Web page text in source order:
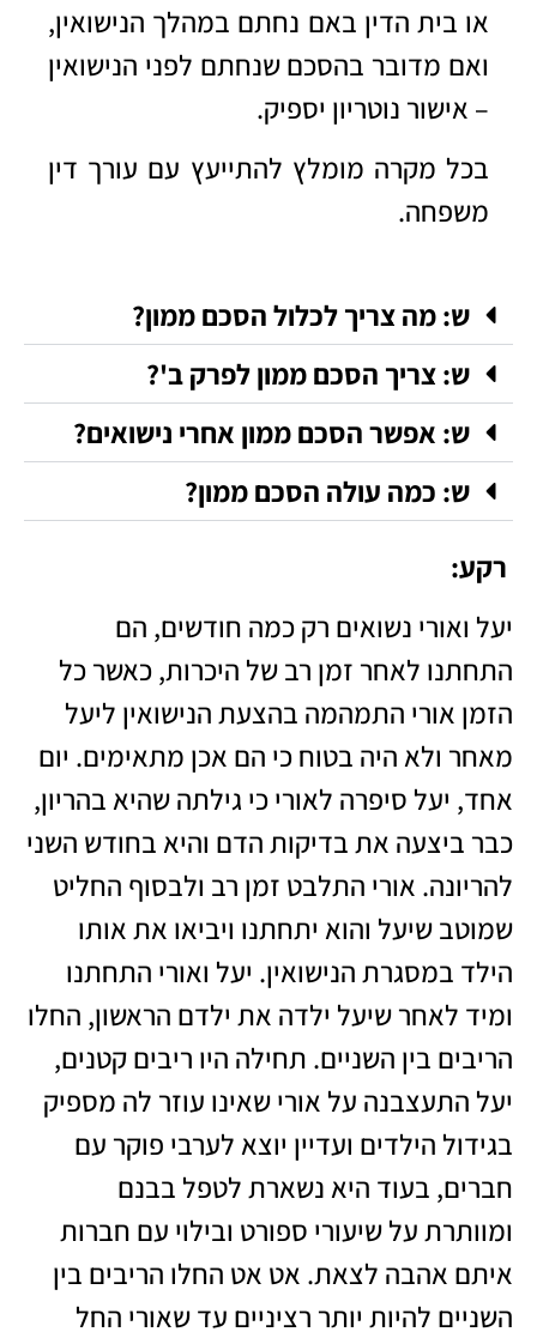
או בית הדין באם נחתם במהלך הנישואין,
ואם מדובר בהסכם שנחתם לפני הנישואין
– אישור נוטריון יספיק.
בכל מקרה מומלץ להתייעץ עם עורך דין
משפחה.
ש: מה צריך לכלול הסכם ממון?
ש: צריך הסכם ממון לפרק ב'?
ש: אפשר הסכם ממון אחרי נישואים?
ש: כמה עולה הסכם ממון?
רקע:
יעל ואורי נשואים רק כמה חודשים, הם
התחתנו לאחר זמן רב של היכרות, כאשר כל
הזמן אורי התמהמה בהצעת הנישואין ליעל
מאחר ולא היה בטוח כי הם אכן מתאימים. יום
אחד, יעל סיפרה לאורי כי גילתה שהיא בהריון,
כבר ביצעה את בדיקות הדם והיא בחודש השני
להריונה. אורי התלבט זמן רב ולבסוף החליט
שמוטב שיעל והוא יתחתנו ויביאו את אותו
הילד במסגרת הנישואין. יעל ואורי התחתנו
ומיד לאחר שיעל ילדה את ילדם הראשון, החלו
הריבים בין השניים. תחילה היו ריבים קטנים,
יעל התעצבנה על אורי שאינו עוזר לה מספיק
בגידול הילדים ועדיין יוצא לערבי פוקר עם
חברים, בעוד היא נשארת לטפל בבנם
ומוותרת על שיעורי ספורט ובילוי עם חברות
איתם אהבה לצאת. אט אט החלו הריבים בין
השניים להיות יותר רציניים עד שאורי החל